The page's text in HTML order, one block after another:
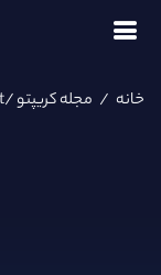
خانه / مجله کریپتو/Revolut